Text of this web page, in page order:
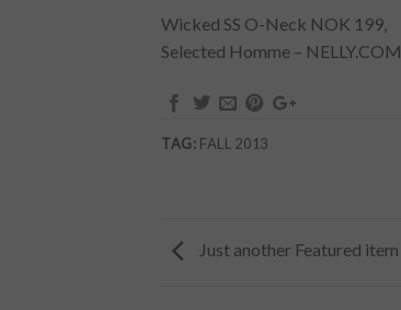
Wicked SS O-Neck NOK 199,
Selected Homme – NELLY.COM
TAG: FALL 2013
Just another Featured item